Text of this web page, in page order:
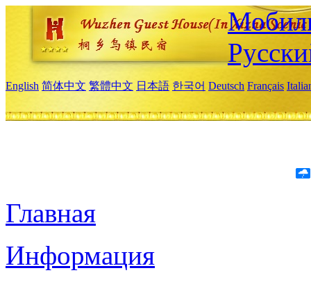
English 简体中文 繁體中文 日本語 한국어 Deutsch Français
Главная
Информация